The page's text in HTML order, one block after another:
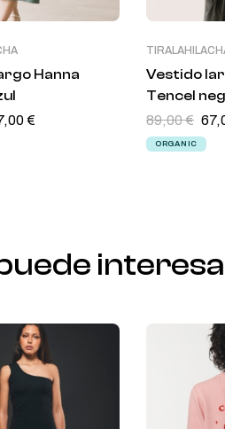
Hanna
€
Vestido
Tencel
89,00€
ORGANIC